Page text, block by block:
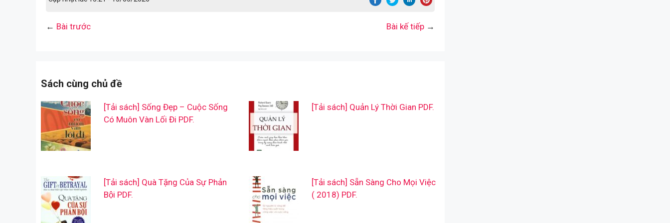
← Bài trước Bài kế tiếp →
Sách cùng chủ đề
[Tải sách] Sống Đẹp – Cuộc Sống
Có Muôn Vàn Lối Đi PDF.
[Tải sách] Quản Lý Thời Gian PDF.
[Tải sách] Quà Tặng Của Sự Phản
Bội PDF.
[Tải sách] Sẵn Sàng Cho Mọi Việc
( 2018) PDF.